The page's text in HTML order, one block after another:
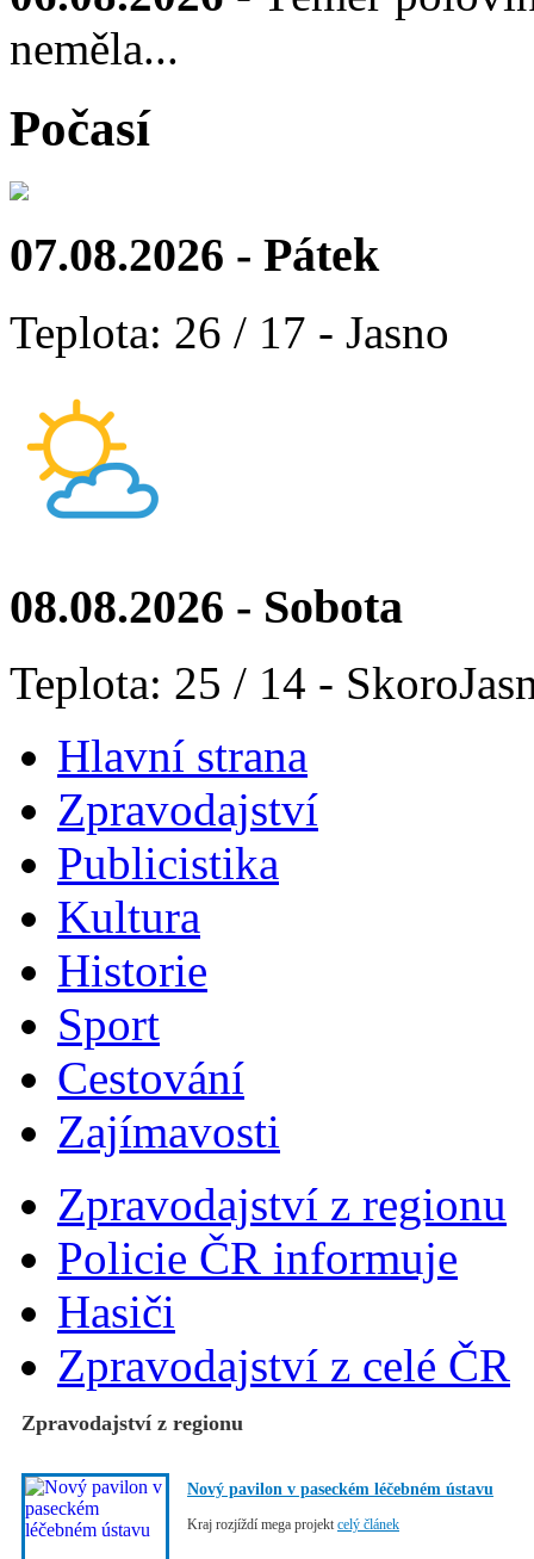
neměla...
Počasí
07.08.2026 - Pátek
Teplota: 26 / 17 - Jasno
08.08.2026 - Sobota
Teplota: 25 / 14 -
Hlavní strana
Zpravodajství
Publicistika
Kultura
Historie
Sport
Cestování
Zajímavosti
Zpravodajství z regionu
Policie ČR informuje
Hasiči
Zpravodajství z celé ČR
Zpravodajství z regionu
Nový pavilon v paseckém léčebném ústavu
Kraj rozjíždí mega projekt celý článek